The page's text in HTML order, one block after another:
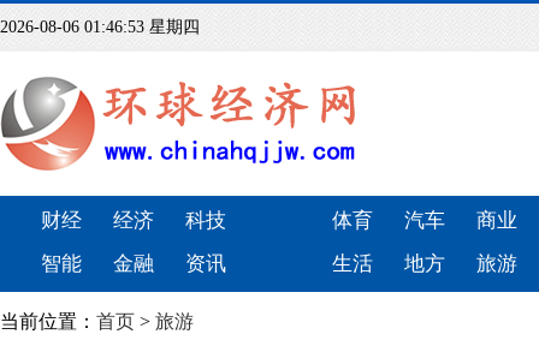
2026-08-06 01:46:55 星期四
财经 经济
科技
智能
金融 资讯
体育 汽车
商业
生活
地方 旅游
当前位置： 首页 > 旅游